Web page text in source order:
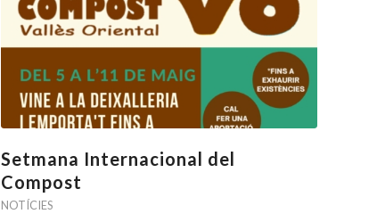
Setmana Internacional del
Compost
NOTÍCIES